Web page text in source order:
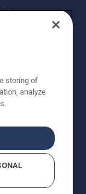
storing of
analyze